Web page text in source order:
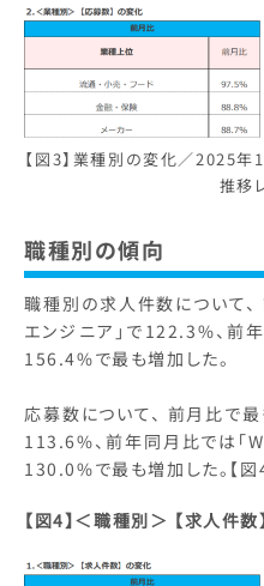
【図3】業種別の変化／2025
推移
職種別の傾向
職種別の求人件数について
エンジニア」で122.3%、前
156.4%で最も増加した。
応募数について、 前月比で最
113.6%、前年同月比では「
130.0%で最も増加した。【図4
【図4】＜職種別＞ 【求人件